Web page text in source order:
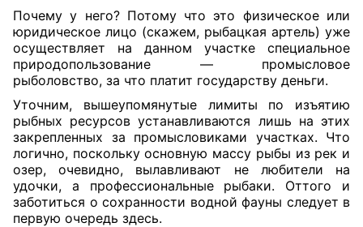
Почему у него? Потому что это физическое или
юридическое лицо (скажем, рыбацкая артель) уже
осуществляет на данном участке специальное
природопользование — промысловое
рыболовство, за что платит государству деньги.
Уточним, вышеупомянутые лимиты по изъятию
рыбных ресурсов устанавливаются лишь на этих
закрепленных за промысловиками участках. Что
логично, поскольку основную массу рыбы из рек и
озер, очевидно, вылавливают не любители на
удочки, а профессиональные рыбаки. Оттого и
заботиться о сохранности водной фауны следует в
первую очередь здесь.